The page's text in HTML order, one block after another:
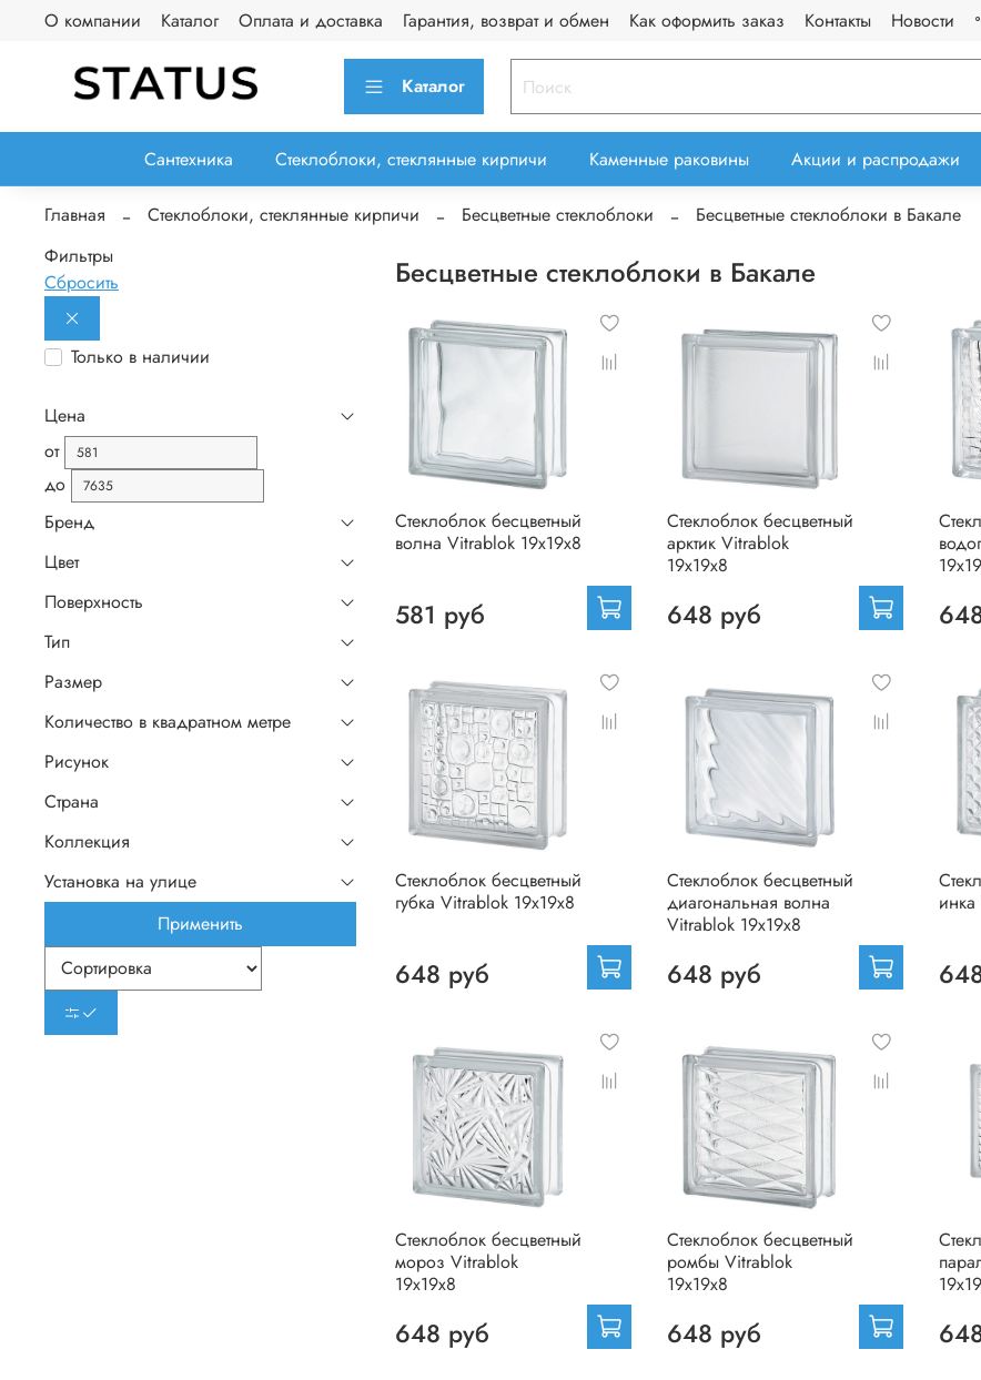
О компании Каталог Оплата и доставка Гарантия, возврат и обмен Как оформить заказ Контакты Новости
Каталог
Сантехника Стеклоблоки, стеклянные кирпичи Каменные раковины Акции и распродажи
Главная Стеклоблоки, стеклянные кирпичи Бесцветные стеклоблоки Бесцветные стеклоблоки в Бакале
Бесцветные стеклоблоки в Бакале
Стеклоблок бесцветный
волна Vitrablok 19х19х8
581 руб
Стеклоблок бесцветный
арктик Vitrablok
19х19х8
648 руб
Стеклоблок бесцветный
губка Vitrablok 19х19х8
648 руб
Стеклоблок бесцветный
диагональная волна
Vitrablok 19х19х8
648 руб
Стеклоблок бесцветный
мороз Vitrablok
19х19х8
648 руб
Стеклоблок бесцветный
ромбы Vitrablok
19х19х8
648 руб
Фильтры
Сбросить
Только в наличии
Цена
от
до
Бренд
Цвет
Поверхность
Тип
Размер
Количество в квадратном метре
Рисунок
Страна
Коллекция
Установка на улице
Применить